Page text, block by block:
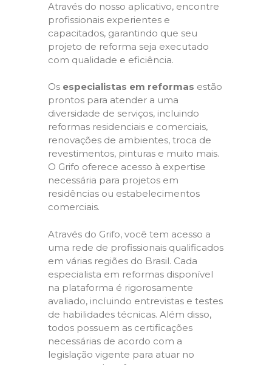
Através do nosso aplicativo, encontre
profissionais experientes e
capacitados, garantindo que seu
projeto de reforma seja executado
com qualidade e eficiência.
Os especialistas em reformas estão
prontos para atender a uma
diversidade de serviços, incluindo
reformas residenciais e comerciais,
renovações de ambientes, troca de
revestimentos, pinturas e muito mais.
O Grifo oferece acesso à expertise
necessária para projetos em
residências ou estabelecimentos
comerciais.
Através do Grifo, você tem acesso a
uma rede de profissionais qualificados
em várias regiões do Brasil. Cada
especialista em reformas disponível
na plataforma é rigorosamente
avaliado, incluindo entrevistas e testes
de habilidades técnicas. Além disso,
todos possuem as certificações
necessárias de acordo com a
legislação vigente para atuar no